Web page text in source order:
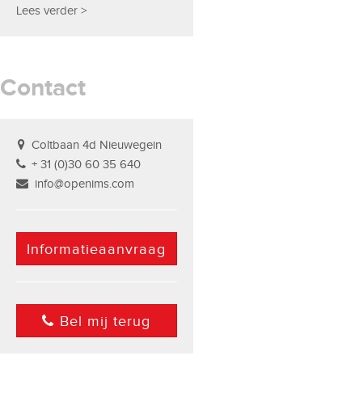
Lees verder >
Contact
Coltbaan 4d Nieuwegein
+ 31 (0)30 60 35 640
info@openims.com
Informatieaanvraag
Bel mij terug